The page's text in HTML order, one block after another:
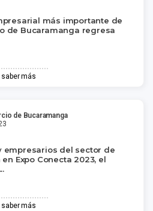
más importante de
de Bucaramanga regresa
saber más
de Bucaramanga
empresarios del sector de
Expo Conecta 2023, el
saber más